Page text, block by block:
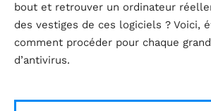
bout et retrouver un ordinateur
des vestiges de ces logiciels ? Voici,
comment procéder pour chaque
d’antivirus.